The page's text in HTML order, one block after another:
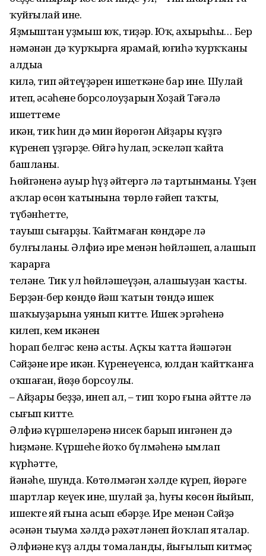
ҡуйғылай ине.
Яҙмыштан уҙмыш юҡ, тиҙəр. Юҡ, ахырыһы… Бер
нəмəнəн дə ҡурҡырға ярамай, юғиһə ҡурҡҡаның
алдыңа
килə, тип əйтеүҙəрен ишеткəне бар ине. Шулай
итеп, əсəһенең борсолоуҙарын Хоҙай Тəғəлə
ишеттеме
икəн, тик һин дə мин йөрөгəн Айҙары күҙгə
күренеп үҙгəрҙе. Өйгə һуңлап, эскелəп ҡайта
башланы.
Һөйгəненə ауыр һүҙ əйтергə лə тартынманы. Үҙен
аҡлар өсөн ҡатынына төрлө ғəйеп таҡты,
түбəнһетте,
тауыш сығарҙы. Ҡайтмаған көндəре лə
булғыланы. Əлфиə ире менəн һөйлəшеп, аңлашып
ҡарарға
телəне. Тик ул һөйлəшеүҙəн, аңлашыуҙан ҡасты.
Берҙəн-бер көндө йəш ҡатын төндə ишек
шаҡыуҙарына уянып китте. Ишек эргəһенə
килеп, кем икəнен
һорап белгəс кенə асты. Аҫҡы ҡатта йəшəгəн
Сəйҙəнең ире икəн. Күренеүенсə, юлдан ҡайтҡанға
оҡшаған, йөҙө борсоулы.
– Айҙарың беҙҙə, инеп ал, – тип ҡоро ғына əйтте лə
сығып китте.
Əлфиə күршелəренə нисек барып ингəнен дə
һиҙмəне. Күршеһе йоҡо бүлмəһенə ымлап
күрһəтте,
йəнəһе, шунда. Көтөлмəгəн хəлде күреп, йөрəге
шартлар кеүек ине, шулай ҙа, һуңғы көсөн йыйып,
ишекте яй ғына асып ебəрҙе. Ире менəн Сəйҙə
əсəнəн тыума хəлдə рəхəтлəнеп йоҡлап яталар.
Əлфиəнең күҙ алды томаланды, йығылып китмəҫ